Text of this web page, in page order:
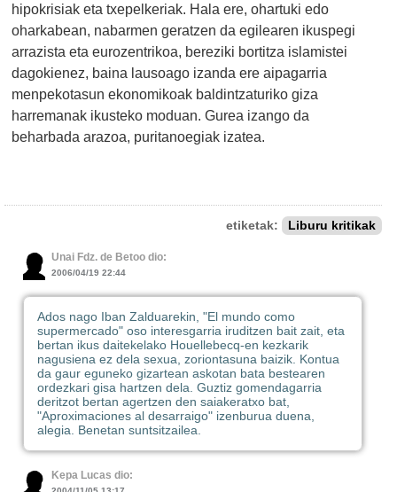
hipokrisiak eta txepelkeriak. Hala ere, ohartuki edo
oharkabean, nabarmen geratzen da egilearen ikuspegi
arrazista eta eurozentrikoa, bereziki bortitza islamistei
dagokienez, baina lausoago izanda ere aipagarria
menpekotasun ekonomikoak baldintzaturiko giza
harremanak ikusteko moduan. Gurea izango da
beharbada arazoa, puritanoegiak izatea.
etiketak: Liburu kritikak
Unai Fdz. de Betoo dio:
2006/04/19 22:44
Ados nago Iban Zalduarekin, "El mundo como
supermercado" oso interesgarria iruditzen bait zait, eta
bertan ikus daitekelako Houellebecq-en kezkarik
nagusiena ez dela sexua, zoriontasuna baizik. Kontua
da gaur eguneko gizartean askotan bata bestearen
ordezkari gisa hartzen dela. Guztiz gomendagarria
deritzot bertan agertzen den saiakeratxo bat,
"Aproximaciones al desarraigo" izenburua duena,
alegia. Benetan suntsitzailea.
Kepa Lucas dio: